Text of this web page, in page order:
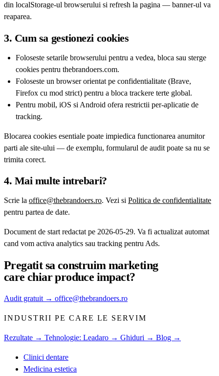
din localStorage-ul browserului si refresh la pagina — banner-ul va
reaparea.
3. Cum sa gestionezi cookies
Foloseste setarile browserului pentru a vedea, bloca sau sterge
cookies pentru thebrandoers.com.
Foloseste un browser orientat pe confidentialitate (Brave,
Firefox cu mod strict) pentru a bloca trackere terte global.
Pentru mobil, iOS si Android ofera restrictii per-aplicatie de
tracking.
Blocarea cookies esentiale poate impiedica functionarea anumitor
parti ale site-ului — de exemplu, formularul de audit poate sa nu se
trimita corect.
4. Mai multe intrebari?
Scrie la office@thebrandoers.ro. Vezi si Politica de confidentialitate
pentru partea de date.
Document de start redactat pe 2026-05-29. Va fi actualizat automat
cand vom activa analytics sau tracking pentru Ads.
Pregatit sa construimmarketing
care chiar produce impact?
Audit gratuit → office@thebrandoers.ro
INDUSTRII PE CARE LE SERVIM
Rezultate → Tehnologie: Leadaro → Ghiduri → Blog →
Clinici dentare
Medicina estetica